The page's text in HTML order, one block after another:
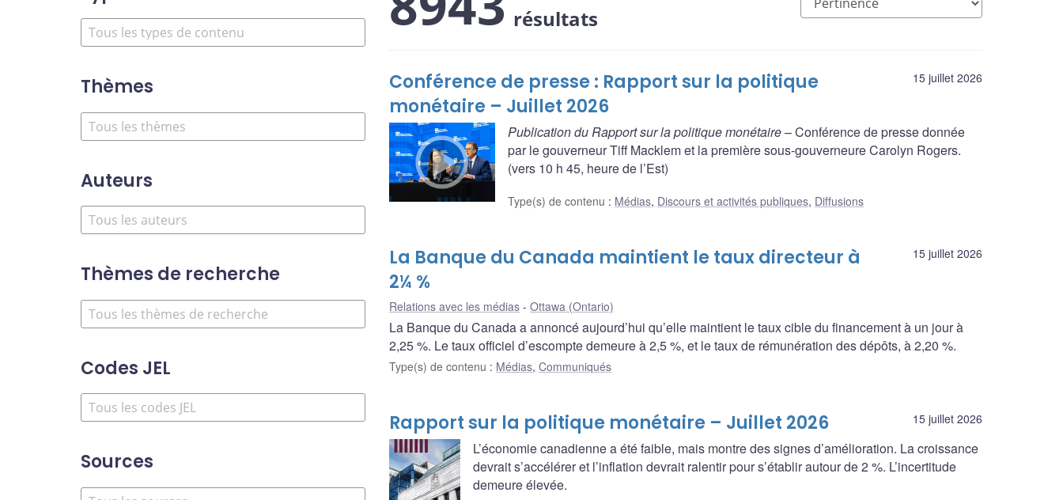
Thèmes
Auteurs
Thèmes de recherche
Codes JEL
Sources
résultats
15 juillet 2026
Conférence de presse : Rapport sur la politique
monétaire – Juillet 2026
Publication du Rapport sur la politique monétaire– Conférence de presse donnée
par le gouverneur Tiff Macklem et la première sous-gouverneure Carolyn Rogers.
(vers 10 h 45, heure de l’Est)
Type(s) de contenu : Médias, Discours et activités publiques, Diffusions
15 juillet 2026
La Banque du Canada maintient le taux directeur à
2¼ %
Relations avec les médias Ottawa (Ontario)
La Banque du Canada a annoncé aujourd’hui qu’elle maintient le taux cible du financement à un jour à
2,25 %. Le taux officiel d’escompte demeure à 2,5 %, et le taux de rémunération des dépôts, à 2,20 %.
Type(s) de contenu : Médias, Communiqués
15 juillet 2026
Rapport sur la politique monétaire – Juillet 2026
L’économie canadienne a été faible, mais montre des signes d’amélioration. La croissance
devrait s’accélérer et l’inflation devrait ralentir pour s’établir autour de 2 %. L’incertitude
demeure élevée.